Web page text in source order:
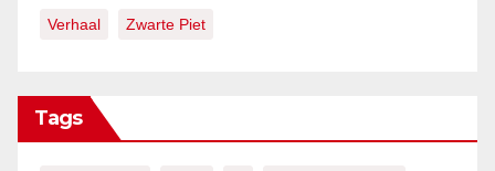
Verhaal Zwarte Piet
Tags